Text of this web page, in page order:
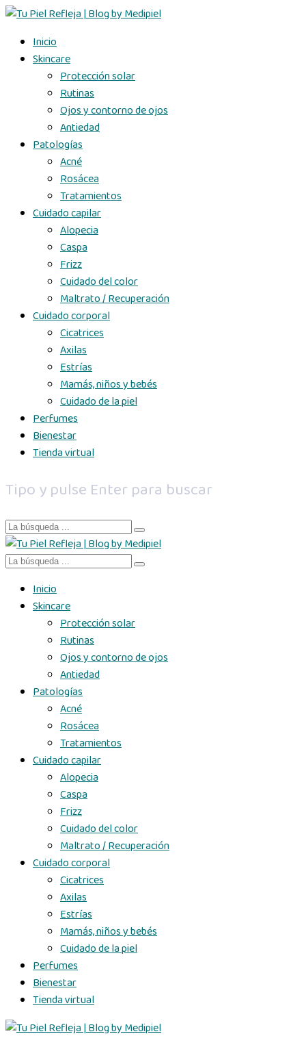
Inicio
Skincare
Protección solar
Rutinas
Ojos y contorno de ojos
Antiedad
Patologías
Acné
Rosácea
Tratamientos
Cuidado capilar
Alopecia
Caspa
Frizz
Cuidado del color
Maltrato / Recuperación
Cuidado corporal
Cicatrices
Axilas
Estrías
Mamás, niños y bebés
Cuidado de la piel
Perfumes
Bienestar
Tienda virtual
Tipo y pulse Enter para buscar
Inicio
Skincare
Protección solar
Rutinas
Ojos y contorno de ojos
Antiedad
Patologías
Acné
Rosácea
Tratamientos
Cuidado capilar
Alopecia
Caspa
Frizz
Cuidado del color
Maltrato / Recuperación
Cuidado corporal
Cicatrices
Axilas
Estrías
Mamás, niños y bebés
Cuidado de la piel
Perfumes
Bienestar
Tienda virtual